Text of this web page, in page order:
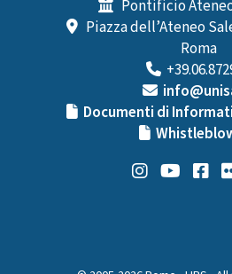
Pontificio
Piazza dell’Ateneo
Roma
Documenti di